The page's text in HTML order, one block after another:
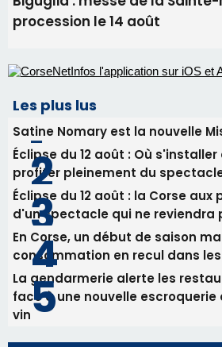
Éclipse du 12 août : Où s'installer
profiter pleinement du spectacle
d'un spectacle qui ne reviendra
consommation en recul dans les
La gendarmerie alerte les
face à une nouvelle escroquerie
vin
Newsletter
Inscrivez-vous à la newsletter de
email les infos les plus
nos meilleurs articles